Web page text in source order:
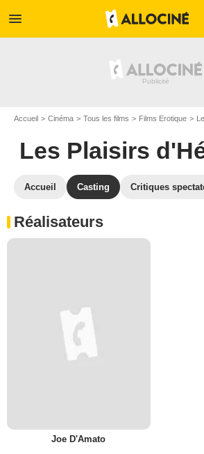
menu
Accueil Cinéma Tous les films Films Erotique
Les Plaisirs
Accueil Casting Critiques
Réalisateurs
Joe D'Amato